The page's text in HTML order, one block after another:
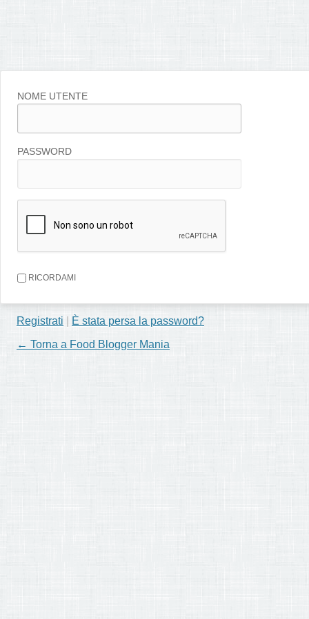
NOME UTENTE
PASSWORD
RICORDAMI
Registrati
È stata persa la password?
← Torna a Food Blogger Mania